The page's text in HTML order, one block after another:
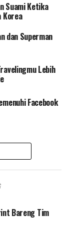
11 Juni
akun
yang hobi
teman
hatinya.
di
menjadikan
“Terima kasih
” kata
Suami Ketika
Korea
dan Superman
Lebih
Facebook
Bareng Tim